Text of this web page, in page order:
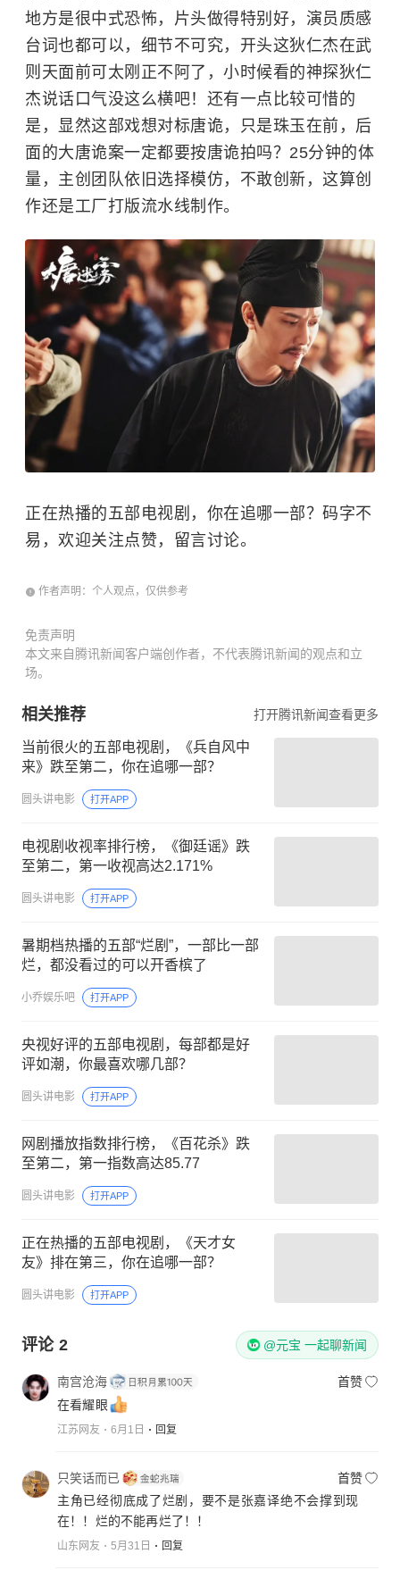
地方是很中式恐怖，片头做得特别好，演员质感
台词也都可以，细节不可究，开头这狄仁杰在武
则天面前可太刚正不阿了，小时候看的神探狄仁
杰说话口气没这么横吧！还有一点比较可惜的
是，显然这部戏想对标唐诡，只是珠玉在前，后
面的大唐诡案一定都要按唐诡拍吗？25分钟的体
量，主创团队依旧选择模仿，不敢创新，这算创
作还是工厂打版流水线制作。
正在热播的五部电视剧，你在追哪一部？码字不
易，欢迎关注点赞，留言讨论。
作者声明：个人观点，仅供参考
免责声明
本文来自腾讯新闻客户端创作者，不代表腾讯新闻的观点和立
场。
相关推荐 打开腾讯新闻查看更多
当前很火的五部电视剧，《兵自风中
来》跌至第二，你在追哪一部？
圆头讲电影 打开APP
电视剧收视率排行榜，《御廷谣》跌
至第二，第一收视高达2.171%
圆头讲电影 打开APP
暑期档热播的五部“烂剧”，一部比一部
烂，都没看过的可以开香槟了
小乔娱乐吧 打开APP
央视好评的五部电视剧，每部都是好
评如潮，你最喜欢哪几部？
圆头讲电影 打开APP
网剧播放指数排行榜，《百花杀》跌
至第二，第一指数高达85.77
圆头讲电影 打开APP
正在热播的五部电视剧，《天才女
友》排在第三，你在追哪一部？
圆头讲电影 打开APP
评论 2 @元宝 一起聊新闻
南宫沧海
首赞
在看耀眼
江苏网友 6月1日 回复
只笑话而已
首赞
主角已经彻底成了烂剧，要不是张嘉译绝不会撑到现
在！！烂的不能再烂了！！
山东网友 5月31日 回复